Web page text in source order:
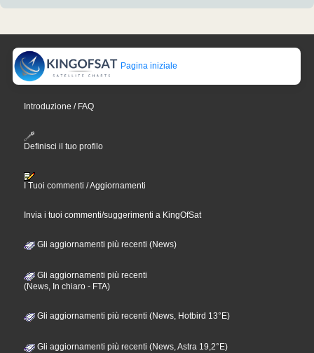
Pagina iniziale
Introduzione / FAQ
Definisci il tuo profilo
I Tuoi commenti / Aggiornamenti
Invia i tuoi commenti/suggerimenti a KingOfSat
Gli aggiornamenti più recenti (News)
Gli aggiornamenti più recenti
(News, In chiaro - FTA)
Gli aggiornamenti più recenti (News, Hotbird 13°E)
Gli aggiornamenti più recenti (News, Astra 19,2°E)